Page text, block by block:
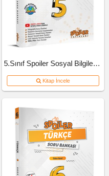
5.Sınıf Spoiler Sosyal Bilgiler Soru Bankası
Kitap İncele